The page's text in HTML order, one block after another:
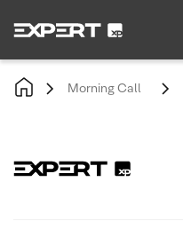
Morning Call